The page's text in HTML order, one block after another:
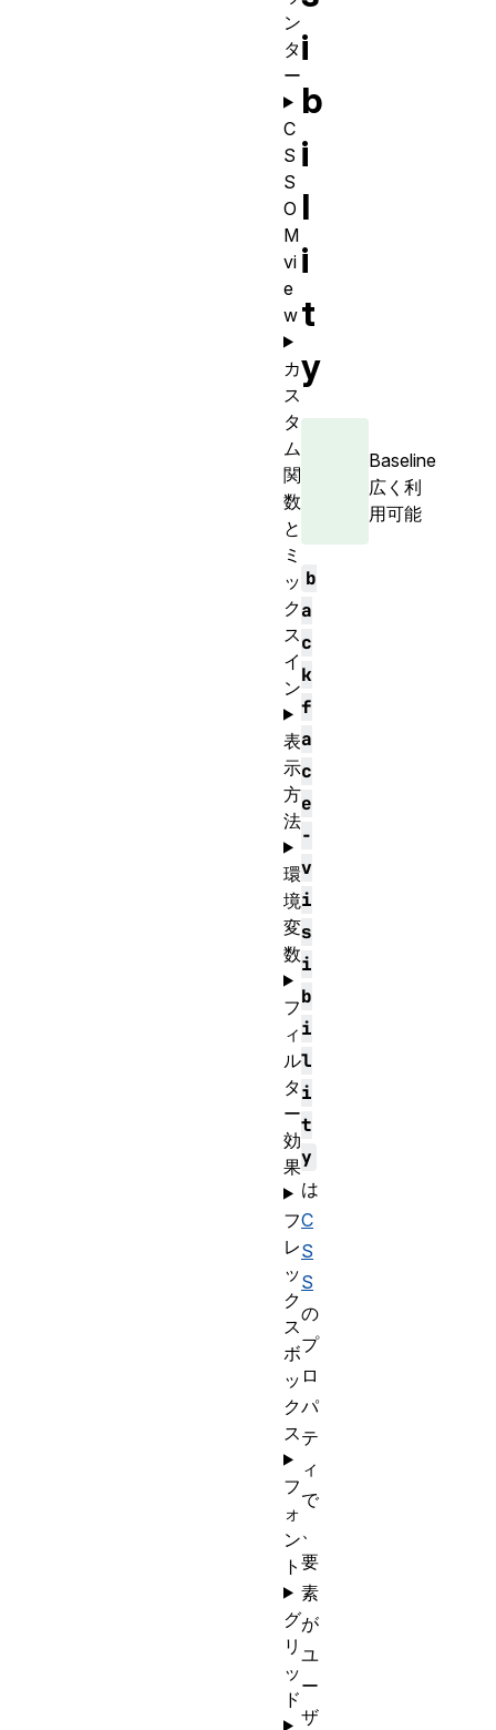
i
b
i
l
i
t
y
Baseline
広く利
用可能
b
a
c
k
f
a
c
e
-
v
i
s
i
b
i
l
i
t
y
は
C
S
S
の
プ
ロ
パ
テ
ィ
で
、
要
素
が
ユ
ー
ザ
ン
タ
ー
C
S
S
O
M
vi
e
w
カ
ス
タ
ム
関
数
と
ミ
ッ
ク
ス
イ
ン
表
示
方
法
環
境
変
数
フ
ィ
ル
タ
ー
効
果
フ
レ
ッ
ク
ス
ボ
ッ
ク
ス
フ
ォ
ン
ト
グ
リ
ッ
ド